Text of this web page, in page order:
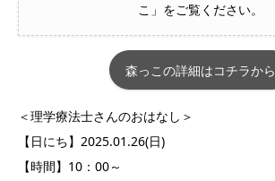
こ」をご覧ください。
森っこの詳細はコチラから
＜理学療法士さんのおはなし＞
【日にち】2025.01.26(日)
【時間】10：00～